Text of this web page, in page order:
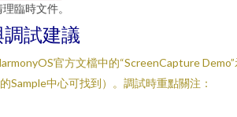
臨時文件。
試建議
官方文檔中的“ScreenCapture Demo”
Sample中心可找到）。調試時重點關注：